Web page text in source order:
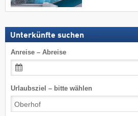
Unterkünfte suchen
Anreise – Abreise
Urlaubsziel – bitte wählen